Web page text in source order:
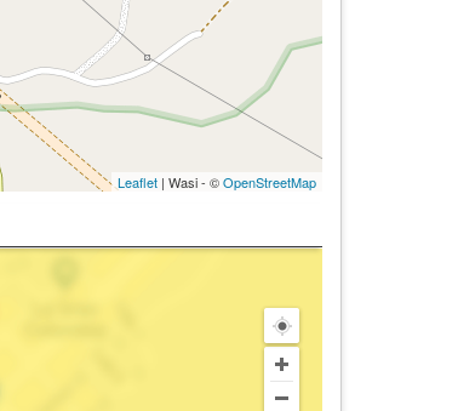
Leaflet | Wasi - ©OpenStreetMap